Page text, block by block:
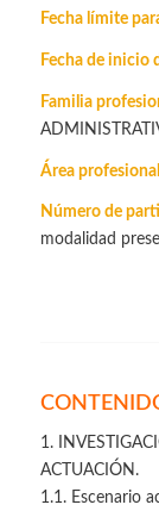
Fecha límite
Fecha de inicio
Familia
Área
Número de
modalidad
1.
ACTUACIÓN.
1.1. Escenario